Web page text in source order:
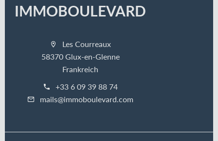
IMMOBOULEVARD
Les Courreaux
58370 Glux-en-Glenne
Frankreich
+33 6 09 39 88 74
mails@immoboulevard.com